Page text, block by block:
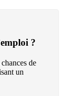
?
de
un